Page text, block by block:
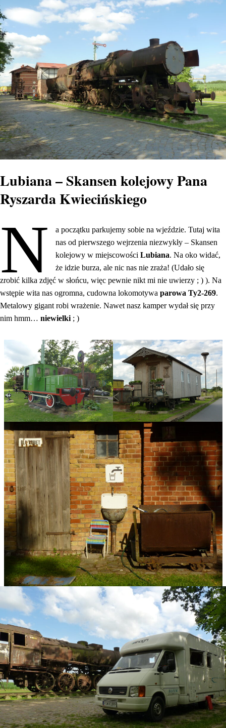
Lubiana – Skansen kolejowy Pana
Ryszarda Kwiecińskiego
N
a początku parkujemy sobie na wjeździe. Tutaj wita
nas od pierwszego wejrzenia niezwykły – Skansen
kolejowy w miejscowościLubiana. Na oko widać,
że idzie burza, ale nic nas nie zraża! (Udało się
zrobić kilka zdjęć w słońcu, więc pewnie nikt mi nie uwierzy ; ) ). Na
wstępie wita nas ogromna, cudowna lokomotywa parowa Ty2-269.
Metalowy gigant robi wrażenie. Nawet nasz kamper wydał się przy
nim hmm… niewielki ; )